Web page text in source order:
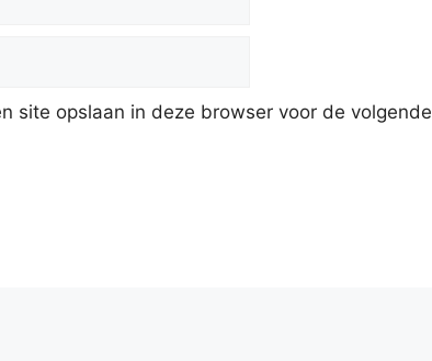
site opslaan in deze browser voor de